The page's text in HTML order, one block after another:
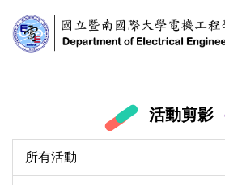
到
主
活動剪影
所有活動